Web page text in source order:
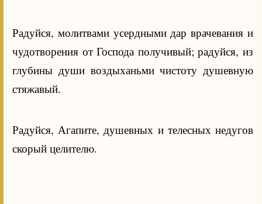
Радуйся, молитвами усердными дар врачевания и
чудотворения от Господа получивый; радуйся, из
глубины души воздыханьми чистоту душевную
стяжавый.
Радуйся, Агапите, душевных и телесных недугов
скорый целителю.